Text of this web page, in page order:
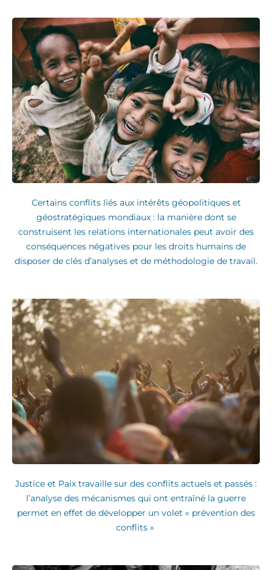
Certains conflits liés aux intérêts géopolitiques et
géostratégiques mondiaux : la manière dont se
construisent les relations internationales peut avoir des
conséquences négatives pour les droits humains de
disposer de clés d’analyses et de méthodologie de travail.
Justice et Paix travaille sur des conflits actuels et passés :
l’analyse des mécanismes qui ont entraîné la guerre
permet en effet de développer un volet « prévention des
conflits »